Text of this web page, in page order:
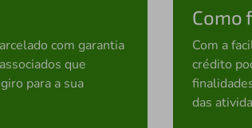
com garantia
que
para a sua
Como
Com a
crédito
das